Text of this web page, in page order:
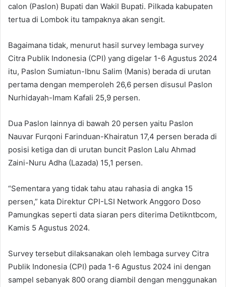
calon (Paslon) Bupati dan Wakil Bupati. Pilkada kabupaten
tertua di Lombok itu tampaknya akan sengit.
Bagaimana tidak, menurut hasil survey lembaga survey
Citra Publik Indonesia (CPI) yang digelar 1-6 Agustus 2024
itu, Paslon Sumiatun-Ibnu Salim (Manis) berada di urutan
pertama dengan memperoleh 26,6 persen disusul Paslon
Nurhidayah-Imam Kafali 25,9 persen.
Dua Paslon lainnya di bawah 20 persen yaitu Paslon
Nauvar Furqoni Farinduan-Khairatun 17,4 persen berada di
posisi ketiga dan di urutan buncit Paslon Lalu Ahmad
Zaini-Nuru Adha (Lazada) 15,1 persen.
“Sementara yang tidak tahu atau rahasia di angka 15
persen,” kata Direktur CPI-LSI Network Anggoro Doso
Pamungkas seperti data siaran pers diterima Detikntbcom,
Kamis 5 Agustus 2024.
Survey tersebut dilaksanakan oleh lembaga survey Citra
Publik Indonesia (CPI) pada 1-6 Agustus 2024 ini dengan
sampel sebanyak 800 orang diambil dengan menggunakan